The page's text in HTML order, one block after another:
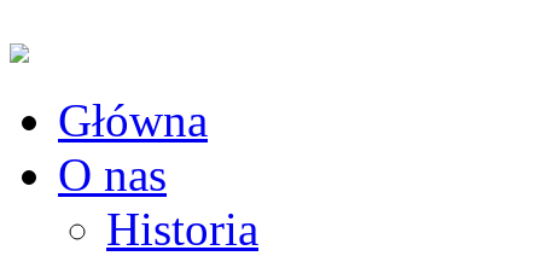
Główna
O nas
Historia